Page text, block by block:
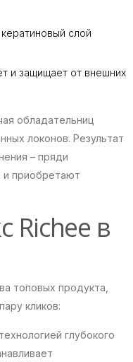
слой
и защищает от внешних
обладательниц
локонов. Результат
– пряди
и приобретают
Richee в
топовых продукта,
кликов:
глубокого